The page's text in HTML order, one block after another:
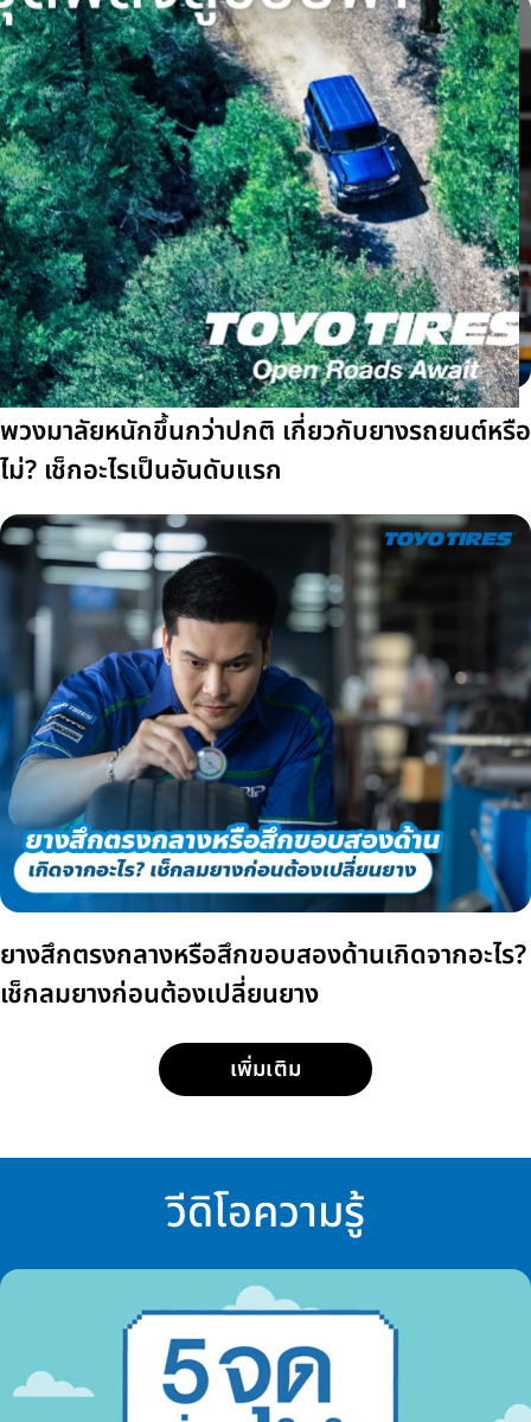
พวงมาลัยหนักขึ้นกว่าปกติ เกี่ยวกับยางรถยนต์หรือ
ไม่? เช็กอะไรเป็นอันดับแรก
ยางสึกตรงกลางหรือสึกขอบสองด้านเกิดจากอะไร?
เช็กลมยางก่อนต้องเปลี่ยนยาง
เพิ่มเติม
วีดิโอความรู้